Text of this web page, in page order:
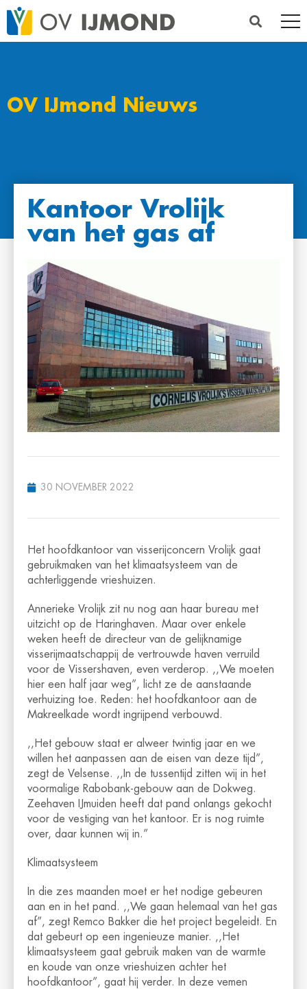
OV IJmond Nieuws
Kantoor Vrolijk
van het gas af
30 NOVEMBER 2022
Het hoofdkantoor van visserijconcern Vrolijk gaat
gebruikmaken van het klimaatsysteem van de
achterliggende vrieshuizen.
Annerieke Vrolijk zit nu nog aan haar bureau met
uitzicht op de Haringhaven. Maar over enkele
weken heeft de directeur van de gelijknamige
visserijmaatschappij de vertrouwde haven verruild
voor de Vissershaven, even verderop. ,,We moeten
hier een half jaar weg”, licht ze de aanstaande
verhuizing toe. Reden: het hoofdkantoor aan de
Makreelkade wordt ingrijpend verbouwd.
,,Het gebouw staat er alweer twintig jaar en we
willen het aanpassen aan de eisen van deze tijd”,
zegt de Velsense. ,,In de tussentijd zitten wij in het
voormalige Rabobank-gebouw aan de Dokweg.
Zeehaven IJmuiden heeft dat pand onlangs gekocht
voor de vestiging van het kantoor. Er is nog ruimte
over, daar kunnen wij in.”
Klimaatsysteem
In die zes maanden moet er het nodige gebeuren
aan en in het pand. ,,We gaan helemaal van het gas
af”, zegt Remco Bakker die het project begeleidt. En
dat gebeurt op een ingenieuze manier. ,,Het
klimaatsysteem gaat gebruik maken van de warmte
en koude van onze vrieshuizen achter het
hoofdkantoor”, gaat hij verder. In deze vemen